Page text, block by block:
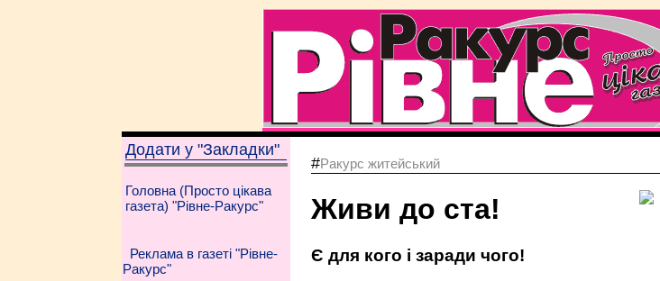
Додати у "Закладки"
Головна (Просто цікава
газета) "Рівне-Ракурс"
Реклама в газеті "Рівне-
Ракурс"
#Ракурс житейський
Живи до ста!
Є для кого і заради чого!